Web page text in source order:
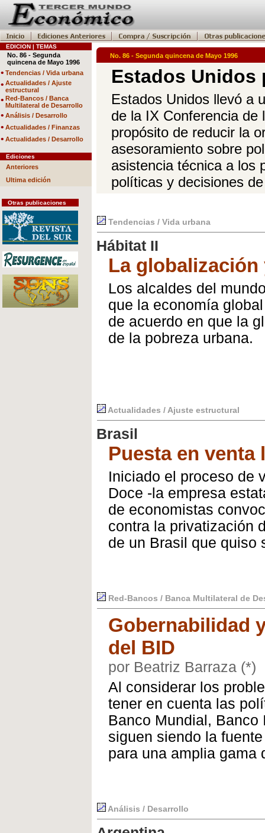
EDICION | TEMAS
No. 86 - Segunda
quincena de Mayo 1996
• Tendencias / Vida urbana
• Actualidades / Ajuste
estructural
• Red-Bancos / Banca
Multilateral de Desarrollo
• Análisis / Desarrollo
• Actualidades / Finanzas
• Actualidades / Desarrollo
Ediciones
Anteriores
Ultima edición
Otras publicaciones
No. 86 - Segunda quincena de Mayo 1996
Estados Unidos
Estados Unidos llevó a
de la IX Conferencia de
propósito de reducir la
asesoramiento sobre
asistencia técnica a los
políticas y decisiones
Tendencias / Vida urbana
Hábitat II
La globalización
Los alcaldes del
que la economía
de acuerdo en que la
de la pobreza urbana.
Actualidades / Ajuste estructural
Brasil
Puesta en venta
Iniciado el proceso de
Doce -la empresa
de economistas
contra la privatización
de un Brasil que quiso
Red-Bancos / Banca Multilateral de
Gobernabilidad
del BID
por Beatriz Barraza (*)
Al considerar los
tener en cuenta las
Banco Mundial, Banco
siguen siendo la
para una amplia gama
Análisis / Desarrollo